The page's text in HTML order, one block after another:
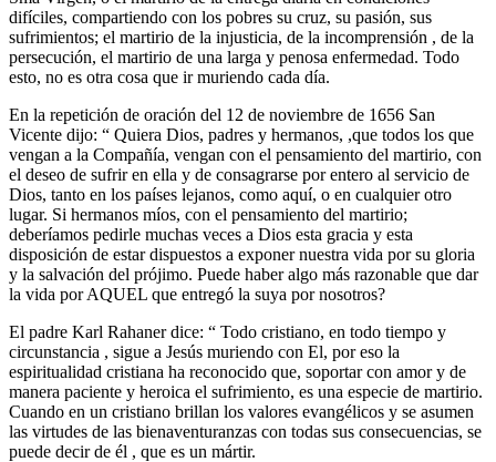
difíciles, compartiendo con los pobres su cruz, su pasión, sus
sufrimientos; el martirio de la injusticia, de la incomprensión , de la
persecución, el martirio de una larga y penosa enfermedad. Todo
esto, no es otra cosa que ir muriendo cada día.
En la repetición de oración del 12 de noviembre de 1656 San
Vicente dijo: “ Quiera Dios, padres y hermanos, ,que todos los que
vengan a la Compañía, vengan con el pensamiento del martirio, con
el deseo de sufrir en ella y de consagrarse por entero al servicio de
Dios, tanto en los países lejanos, como aquí, o en cualquier otro
lugar. Si hermanos míos, con el pensamiento del martirio;
deberíamos pedirle muchas veces a Dios esta gracia y esta
disposición de estar dispuestos a exponer nuestra vida por su gloria
y la salvación del prójimo. Puede haber algo más razonable que dar
la vida por AQUEL que entregó la suya por nosotros?
El padre Karl Rahaner dice: “ Todo cristiano, en todo tiempo y
circunstancia , sigue a Jesús muriendo con El, por eso la
espiritualidad cristiana ha reconocido que, soportar con amor y de
manera paciente y heroica el sufrimiento, es una especie de martirio.
Cuando en un cristiano brillan los valores evangélicos y se asumen
las virtudes de las bienaventuranzas con todas sus consecuencias, se
puede decir de él , que es un mártir.